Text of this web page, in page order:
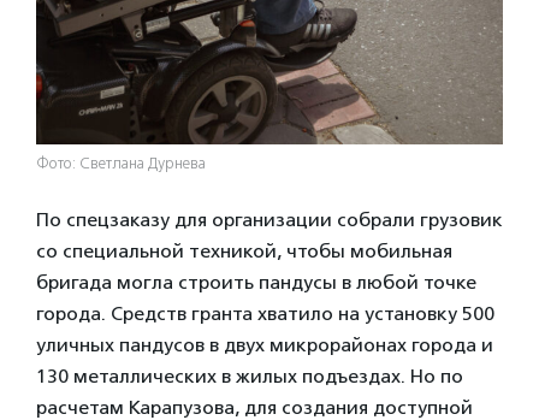
Фото: Светлана Дурнева
По спецзаказу для организации собрали грузовик
со специальной техникой, чтобы мобильная
бригада могла строить пандусы в любой точке
города. Средств гранта хватило на установку 500
уличных пандусов в двух микрорайонах города и
130 металлических в жилых подъездах. Но по
расчетам Карапузова, для создания доступной